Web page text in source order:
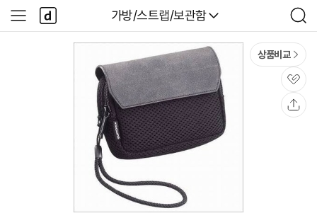
다나와
가방/스트랩/보관함
검
색
사
이
다
나
와
상품비교
관
심